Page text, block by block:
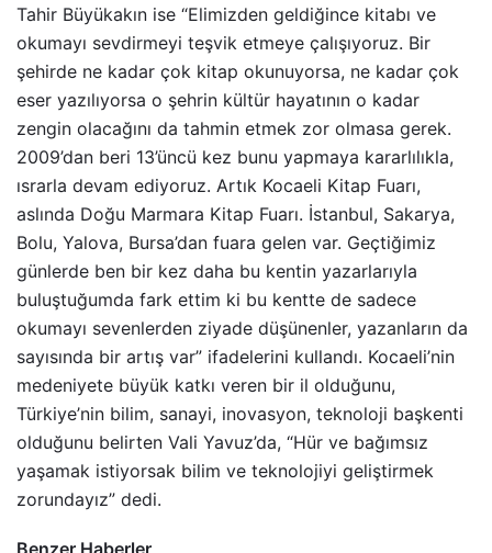
Tahir Büyükakın ise “Elimizden geldiğince kitabı ve
okumayı sevdirmeyi teşvik etmeye çalışıyoruz. Bir
şehirde ne kadar çok kitap okunuyorsa, ne kadar çok
eser yazılıyorsa o şehrin kültür hayatının o kadar
zengin olacağını da tahmin etmek zor olmasa gerek.
2009’dan beri 13’üncü kez bunu yapmaya kararlılıkla,
ısrarla devam ediyoruz. Artık Kocaeli Kitap Fuarı,
aslında Doğu Marmara Kitap Fuarı. İstanbul, Sakarya,
Bolu, Yalova, Bursa’dan fuara gelen var. Geçtiğimiz
günlerde ben bir kez daha bu kentin yazarlarıyla
buluştuğumda fark ettim ki bu kentte de sadece
okumayı sevenlerden ziyade düşünenler, yazanların da
sayısında bir artış var” ifadelerini kullandı. Kocaeli’nin
medeniyete büyük katkı veren bir il olduğunu,
Türkiye’nin bilim, sanayi, inovasyon, teknoloji başkenti
olduğunu belirten Vali Yavuz’da, “Hür ve bağımsız
yaşamak istiyorsak bilim ve teknolojiyi geliştirmek
zorundayız” dedi.
Benzer Haberler